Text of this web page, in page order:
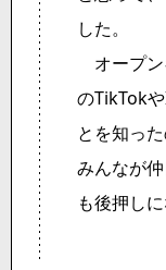
した。
オープン
のTikTok
とを知っ
みんなが
も後押し